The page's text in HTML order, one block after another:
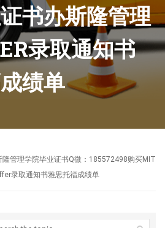
书办斯隆管理
录取通知书
绩单
管理学院毕业证书Q微：185572498购买MIT
录取通知书雅思托福成绩单